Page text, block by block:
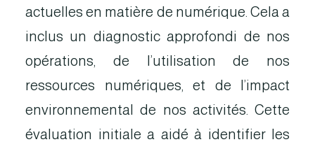
actuelles en matière de numérique. Cela a
inclus un diagnostic approfondi de nos
opérations, de l’utilisation de nos
ressources numériques, et de l’impact
environnemental de nos activités. Cette
évaluation initiale a aidé à identifier les